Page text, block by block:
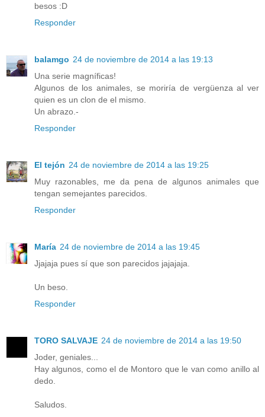
besos :D
Responder
balamgo 24 de noviembre de 2014 a las 19:13
Una serie magníficas!
Algunos de los animales, se moriría de vergüenza al ver
quien es un clon de el mismo.
Un abrazo.-
Responder
El tejón 24 de noviembre de 2014 a las 19:25
Muy razonables, me da pena de algunos animales que
tengan semejantes parecidos.
Responder
María 24 de noviembre de 2014 a las 19:45
Jjajaja pues sí que son parecidos jajajaja.
Un beso.
Responder
TORO SALVAJE 24 de noviembre de 2014 a las 19:50
Joder, geniales...
Hay algunos, como el de Montoro que le van como anillo al
dedo.
Saludos.